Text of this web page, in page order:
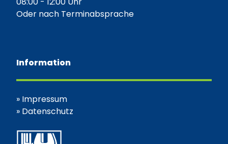
Oder nach Terminabsprache
Information
» Impressum
» Datenschutz